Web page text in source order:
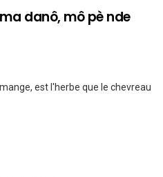
danô, mô pè nde
est l'herbe que le chevreau